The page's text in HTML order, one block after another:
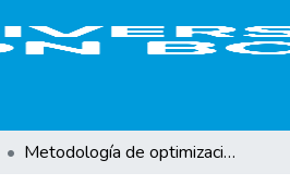
Metodología de optimización de planta de potencia de vapor usando algoritmos genéticos